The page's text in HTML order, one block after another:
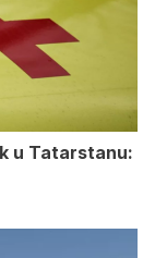
u Tatarstanu: